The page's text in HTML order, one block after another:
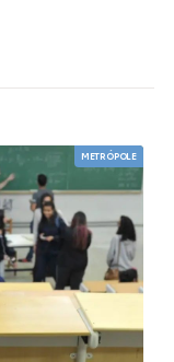
METRÓPOLE